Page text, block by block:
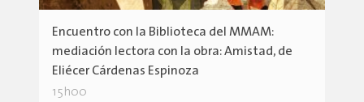
Encuentro con la Biblioteca del MMAM:
mediación lectora con la obra: Amistad, de
Eliécer Cárdenas Espinoza
15h00